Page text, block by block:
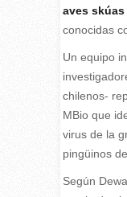
aves skúas
conocidas
Un equipo
chilenos-
MBio que
virus de la
pingüinos
Según